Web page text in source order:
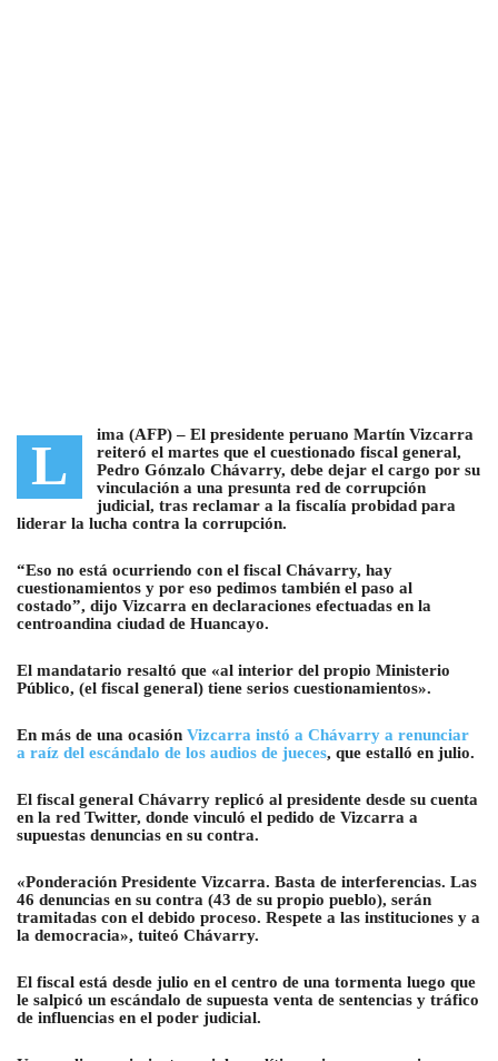
L ima (AFP) – El presidente peruano Martín Vizcarra
reiteró el martes que el cuestionado fiscal general,
Pedro Gónzalo Chávarry, debe dejar el cargo por su
vinculación a una presunta red de corrupción
judicial, tras reclamar a la fiscalía probidad para
liderar la lucha contra la corrupción.
“Eso no está ocurriendo con el fiscal Chávarry, hay
cuestionamientos y por eso pedimos también el paso al
costado”, dijo Vizcarra en declaraciones efectuadas en la
centroandina ciudad de Huancayo.
El mandatario resaltó que «al interior del propio Ministerio
Público, (el fiscal general) tiene serios cuestionamientos».
En más de una ocasión Vizcarra instó a Chávarry a renunciar
a raíz del escándalo de los audios de jueces, que estalló en julio.
El fiscal general Chávarry replicó al presidente desde su cuenta
en la red Twitter, donde vinculó el pedido de Vizcarra a
supuestas denuncias en su contra.
«Ponderación Presidente Vizcarra. Basta de interferencias. Las
46 denuncias en su contra (43 de su propio pueblo), serán
tramitadas con el debido proceso. Respete a las instituciones y a
la democracia», tuiteó Chávarry.
El fiscal está desde julio en el centro de una tormenta luego que
le salpicó un escándalo de supuesta venta de sentencias y tráfico
de influencias en el poder judicial.